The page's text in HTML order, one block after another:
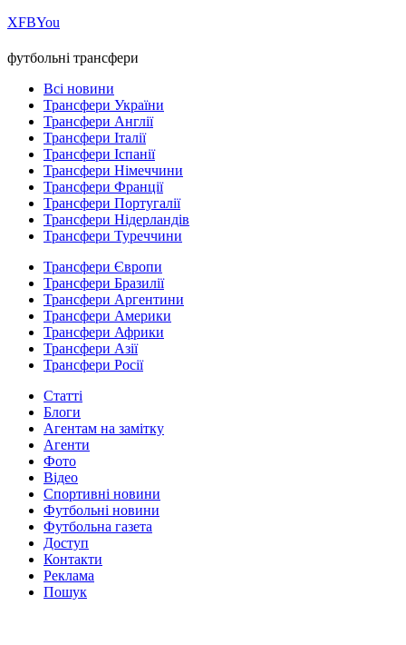
ХFBYou
футбольні трансфери
Всі новини
Трансфери України
Трансфери Англії
Трансфери Італії
Трансфери Іспанії
Трансфери Німеччини
Трансфери Франції
Трансфери Португалії
Трансфери Нідерландів
Трансфери Туреччини
Трансфери Європи
Трансфери Бразилії
Трансфери Аргентини
Трансфери Америки
Трансфери Африки
Трансфери Азії
Трансфери Росії
Статті
Блоги
Агентам на замітку
Агенти
Фото
Відео
Спортивні новини
Футбольні новини
Футбольна газета
Доступ
Контакти
Реклама
Пошук